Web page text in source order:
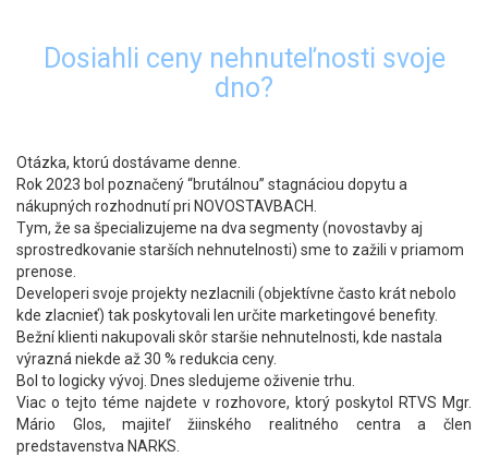
Dosiahli ceny nehnuteľnosti svoje
dno?
Otázka, ktorú dostávame denne.
Rok 2023 bol poznačený “brutálnou” stagnáciou dopytu a
nákupných rozhodnutí pri NOVOSTAVBACH.
Tym, že sa špecializujeme na dva segmenty (novostavby aj
sprostredkovanie starších nehnutelnosti) sme to zažili v priamom
prenose.
Developeri svoje projekty nezlacnili (objektívne často krát nebolo
kde zlacnieť) tak poskytovali len určite marketingové benefity.
Bežní klienti nakupovali skôrstaršie nehnutelnosti, kde nastala
výrazná niekde až30 % redukcia ceny.
Bol to logicky vývoj. Dnes sledujeme oživenie trhu.
Viac o tejto téme najdete v rozhovore, ktorý poskytol RTVS Mgr.
Mário Glos, majiteľ žiinského realitného centra a člen
predstavenstva NARKS.